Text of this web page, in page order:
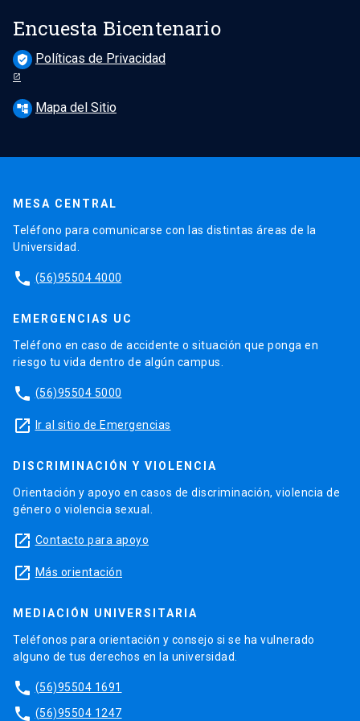
Encuesta Bicentenario
verified_user Políticas de Privacidad
account_tree Mapa del Sitio
MESA CENTRAL
Teléfono para comunicarse con las distintas áreas de la
Universidad.
phone (56)95504 4000
EMERGENCIAS UC
Teléfono en caso de accidente o situación que ponga en
riesgo tu vida dentro de algún campus.
phone (56)95504 5000
launch Ir al sitio de Emergencias
DISCRIMINACIÓN Y VIOLENCIA
Orientación y apoyo en casos de discriminación, violencia de
género o violencia sexual.
launch Contacto para apoyo
launch Más orientación
MEDIACIÓN UNIVERSITARIA
Teléfonos para orientación y consejo si se ha vulnerado
alguno de tus derechos en la universidad.
phone (56)95504 1691
phone (56)95504 1247